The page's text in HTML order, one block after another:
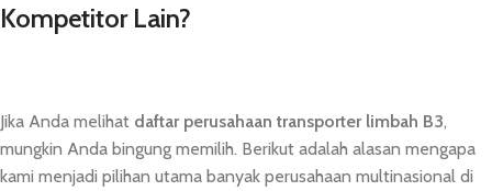
Kompetitor Lain?
Jika Anda melihat daftar perusahaan transporter limbah B3,
mungkin Anda bingung memilih. Berikut adalah alasan mengapa
kami menjadi pilihan utama banyak perusahaan multinasional di